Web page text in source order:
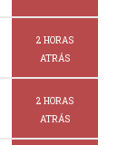
2 HORAS
ATRÁS
2 HORAS
ATRÁS